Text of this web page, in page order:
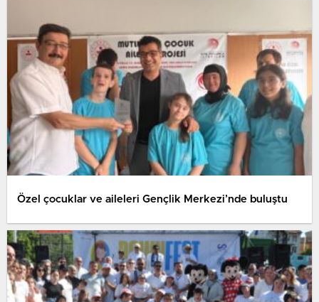
Özel çocuklar ve aileleri Gençlik Merkezi’nde buluştu